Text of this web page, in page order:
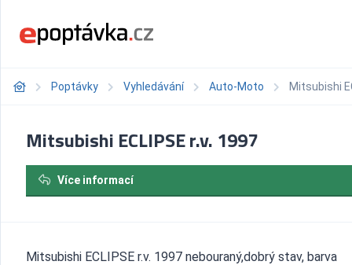
Poptávky Vyhledávání Auto-Moto Mitsubishi
Mitsubishi ECLIPSE r.v. 1997
Více informací
Mitsubishi ECLIPSE r.v. 1997 nebouraný,dobrý stav, barva